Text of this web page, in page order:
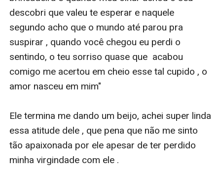
descobri que valeu te esperar e naquele
segundo acho que o mundo até parou pra
suspirar , quando você chegou eu perdi o
sentindo, o teu sorriso quase que  acabou
comigo me acertou em cheio esse tal cupido , o
amor nasceu em mim"
Ele termina me dando um beijo, achei super linda
essa atitude dele , que pena que não me sinto
tão apaixonada por ele apesar de ter perdido
minha virgindade com ele .